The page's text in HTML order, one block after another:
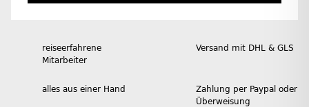
reiseerfahrene
Mitarbeiter
Versand mit DHL & GLS
alles aus einer Hand
Zahlung per Paypal oder
Überweisung